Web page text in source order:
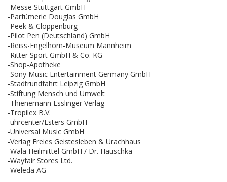
-Messe Stuttgart GmbH
-Parfümerie Douglas GmbH
-Peek & Cloppenburg
-Pilot Pen (Deutschland) GmbH
-Reiss-Engelhorn-Museum Mannheim
-Ritter Sport GmbH & Co. KG
-Shop-Apotheke
-Sony Music Entertainment Germany GmbH
-Stadtrundfahrt Leipzig GmbH
-Stiftung Mensch und Umwelt
-Thienemann Esslinger Verlag
-Tropilex B.V.
-uhrcenter/Esters GmbH
-Universal Music GmbH
-Verlag Freies Geistesleben & Urachhaus
-Wala Heilmittel GmbH / Dr. Hauschka
-Wayfair Stores Ltd.
-Weleda AG